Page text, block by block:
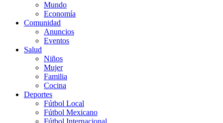
Mundo
Economía
Comunidad
Anuncios
Eventos
Salud
Niños
Mujer
Familia
Cocina
Deportes
Fútbol Local
Fútbol Mexicano
Fútbol Internacional